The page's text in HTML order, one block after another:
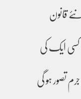
نئے قانون
ایک کی
جرم تصور ہو گی